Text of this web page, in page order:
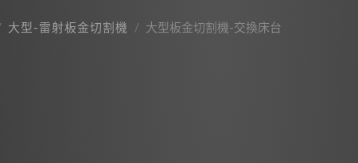
大型-雷射板金切割機 大型板金切割機-交換床台